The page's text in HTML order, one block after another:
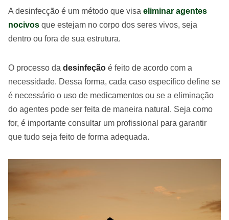
A desinfecção é um método que visa eliminar agentes
nocivos que estejam no corpo dos seres vivos, seja
dentro ou fora de sua estrutura.
O processo da desinfeção é feito de acordo com a
necessidade. Dessa forma, cada caso específico define se
é necessário o uso de medicamentos ou se a eliminação
do agentes pode ser feita de maneira natural. Seja como
for, é importante consultar um profissional para garantir
que tudo seja feito de forma adequada.